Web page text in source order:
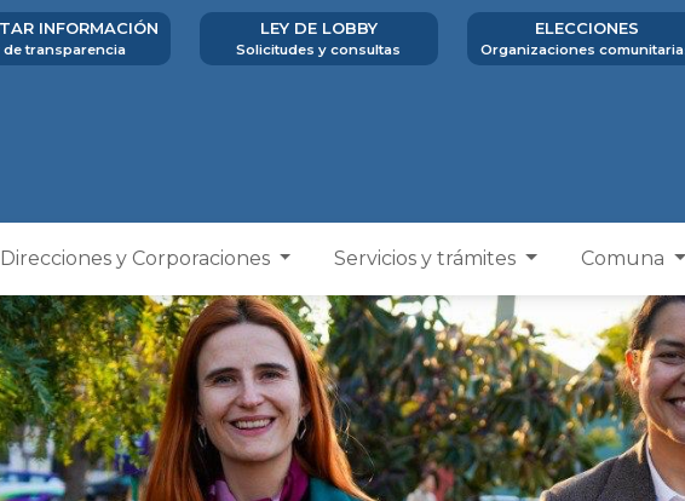
INFORMACIÓN
de transparencia
LEY DE LOBBY
Solicitudes y consultas
ELECCIONES
Organizaciones
Direcciones y Corporaciones Servicios y trámites Comuna